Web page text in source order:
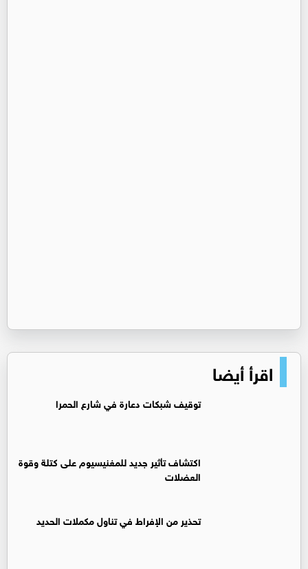
اقرأ أيضا
توقيف شبكات دعارة في شارع الحمرا
اكتشاف تأثير جديد للمغنيسيوم على كتلة وقوة
العضلات
تحذير من الإفراط في تناول مكملات الحديد